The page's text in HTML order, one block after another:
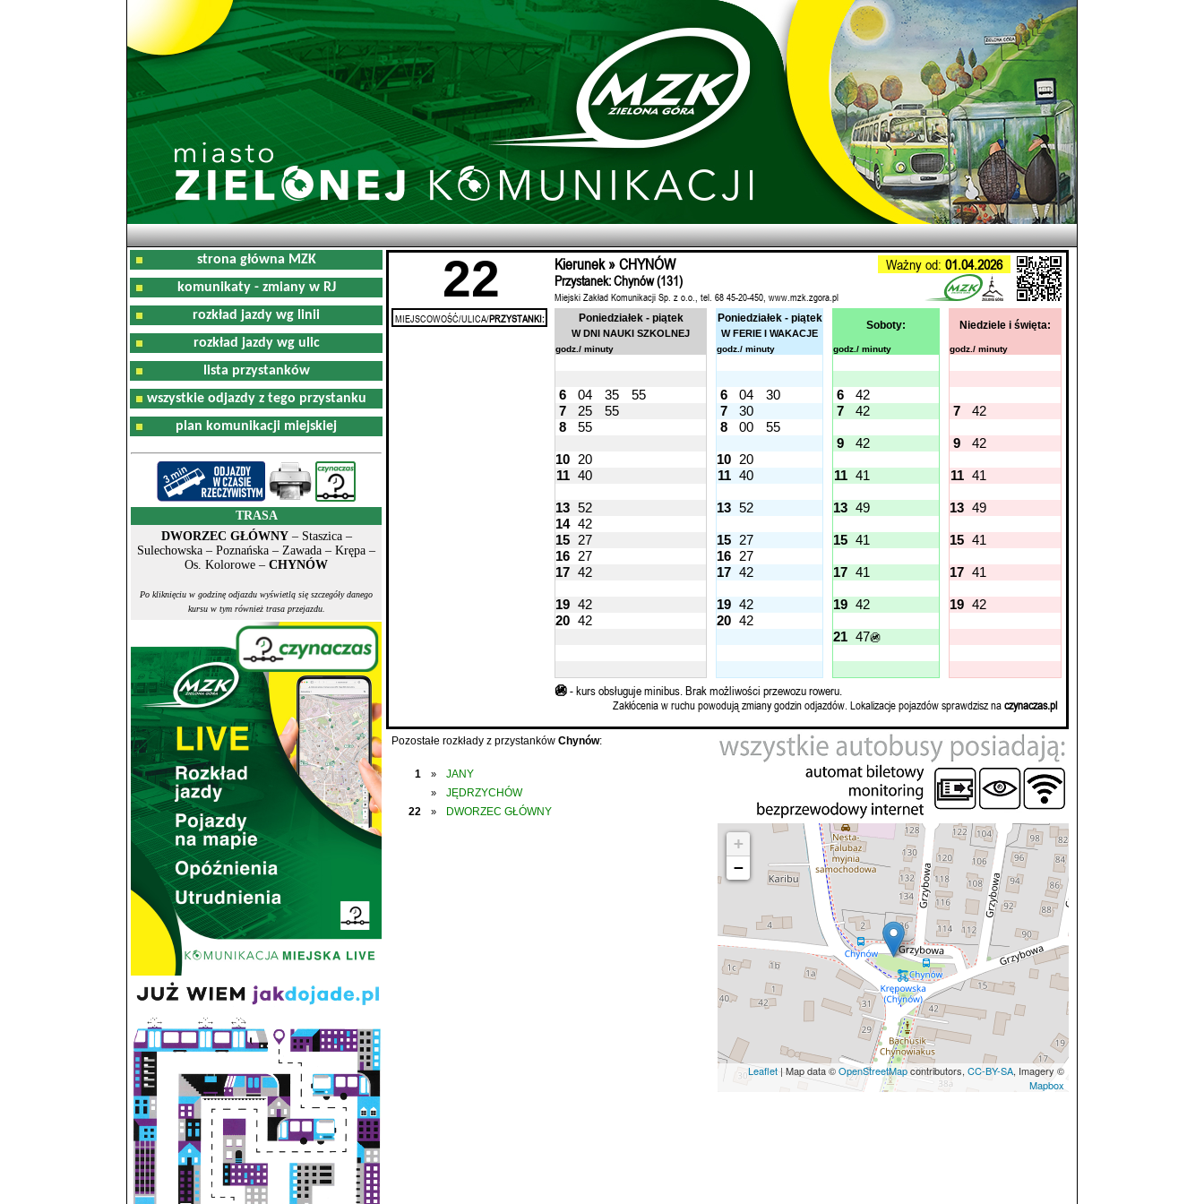
strona główna MZK
komunikaty - zmiany w RJ
rozkład jazdy wg linii
rozkład jazdy wg ulic
lista przystanków
wszystkie odjazdy z tego przystanku
plan komunikacji miejskiej
TRASA
DWORZEC GŁÓWNY– Staszica –
Sulechowska – Poznańska – Zawada – Krępa –
Os. Kolorowe – CHYNÓW
Po kliknięciu w godzinę odjazdu wyświetlą się szczegóły danego
kursu w tym również trasa przejazdu.
22 Kierunek » CHYNÓW Ważny od: 01.04.2026
Przystanek: Chynów (131)
Miejski Zakład Komunikacji Sp. z o.o., tel. 68 45-20-450, www.mzk.zgora.pl
MIEJSCOWOŚĆ/ULICA/PRZYSTANKI: Poniedziałek - piątek
W DNI NAUKI SZKOLNEJ
Poniedziałek - piątek
W FERIE I WAKACJE
Soboty: Niedziele i święta:
godz./ minuty godz./ minuty godz./ minuty godz./ minuty
6 04 35 55 6 04 30 6
42
7
25 55 7 30 7 42 7
42
8
55 8 00
55
9
42 9
42
10 20 10 20
11 40 11 40 11 41 11 41
13 52 13 52 13 49 13 49
14 42
15 27 15 27 15 41 15 41
16 27 16 27
17 42 17 42 17 41 17 41
19 42 19 42 19 42 19 42
20 42 20 42
21 47🚳
🚳- kurs obsługuje minibus. Brak możliwości przewozu roweru.
Zakłócenia w ruchu powodują zmiany godzin odjazdów. Lokalizacje pojazdów sprawdzisz naczynaczas.pl
Pozostałe rozkłady z przystanków Chynów:
1 » JANY
»
JĘDRZYCHÓW
22
» DWORZEC GŁÓWNY
+
−
Leaflet | Map data ©OpenStreetMapcontributors, CC-BY-SA, Imagery ©
Mapbox